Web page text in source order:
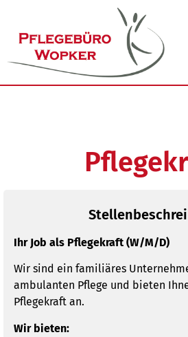
Ihr Job als Pflegekraft (W/M/D)
Wir sind ein familiäres
ambulanten Pflege und bieten
Pflegekraft an.
Wir bieten: